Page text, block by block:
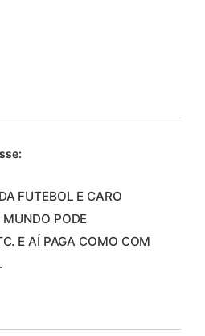
FUTEBOL E CARO
PODE
E AÍ PAGA COMO COM